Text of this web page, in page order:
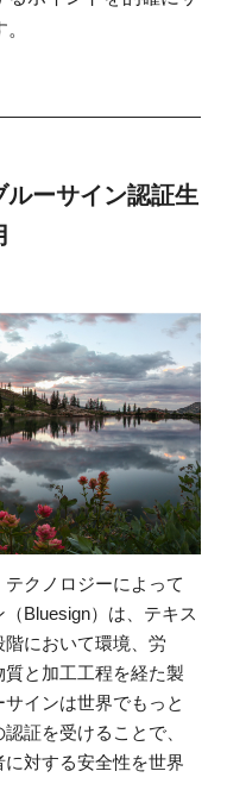
ーサイン認証生
クノロジーによって
Bluesign）は、テキス
において環境、労
と加工工程を経た製
インは世界でもっと
証を受けることで、
対する安全性を世界